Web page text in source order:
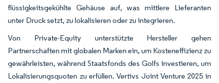
flüssigkeitsgekühlte Gehäuse auf, was mittlere Lieferanten
unter Druck setzt, zu lokalisieren oder zu integrieren.
Von Private-Equity unterstützte Hersteller gehen
Partnerschaften mit globalen Marken ein, um Kosteneffizienz zu
gewährleisten, während Staatsfonds des Golfs investieren, um
Lokalisierungsquoten zu erfüllen. Vertivs Joint Venture 2025 in